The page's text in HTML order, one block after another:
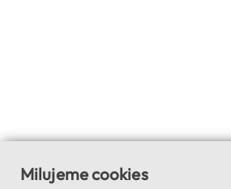
Milujeme cookies